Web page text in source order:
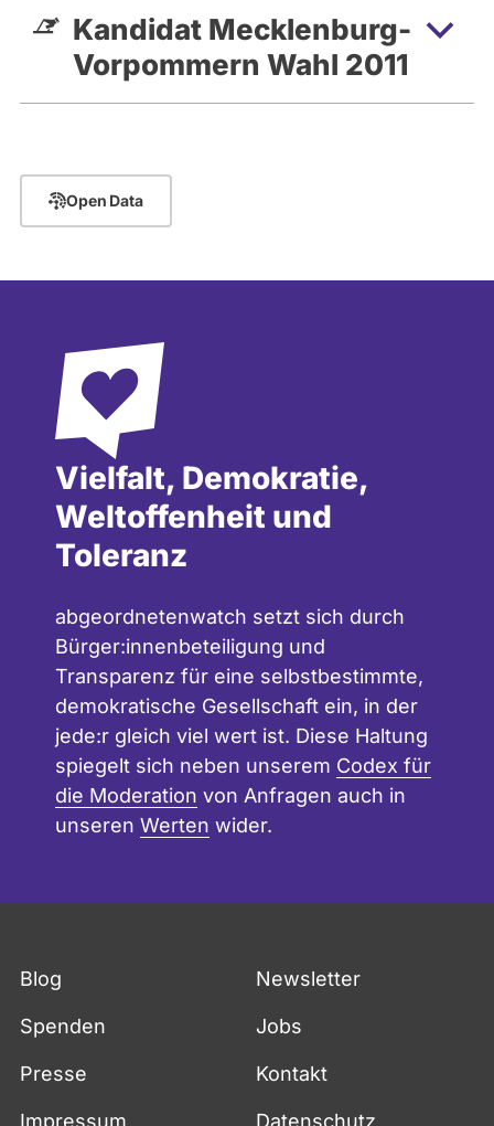
Kandidat Mecklenburg-
Vorpommern Wahl 2011
Open Data
Vielfalt, Demokratie,
Weltoffenheit und
Toleranz
abgeordnetenwatch setzt sich durch
Bürger:innenbeteiligung und
Transparenz für eine selbstbestimmte,
demokratische Gesellschaft ein, in der
jede:r gleich viel wert ist. Diese Haltung
spiegelt sich neben unserem Codex für
die Moderation von Anfragen auch in
unseren Werten wider.
Blog Newsletter
Spenden Jobs
Presse Kontakt
Impressum Datenschutz